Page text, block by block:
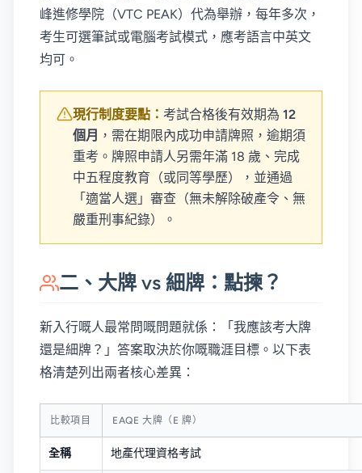
峰進修學院（VTC PEAK）代為舉辦，每年多次，
考生可選筆試或電腦考試模式，應考語言中英文
均可。
現行制度要點： 考試合格後有效期為 12
個月 ，需在期限內成功申請牌照，逾期須
重考。牌照申請人另需年滿 18 歲、完成
中五程度教育（或同等學歷），並通過
「適當人選」審查（無未解除破產令、無
嚴重刑事紀錄）。
二、大牌 vs 細牌：點揀？
新入行嘅人最常問嘅問題就係：「我應該考大牌
還是細牌？」答案取決於你嘅職涯目標。以下表
格清楚列出兩者核心差異：
比較項目 EAQE 大牌（E 牌）
全稱 地產代理資格考試